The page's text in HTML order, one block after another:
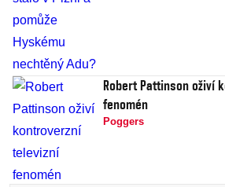
Robert Pattinson oživí
fenomén
Poggers